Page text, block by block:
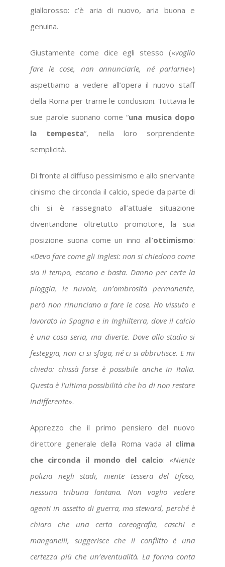
giallorosso: c’è aria di nuovo, aria buona e
genuina.
Giustamente come dice egli stesso («voglio
fare le cose, non annunciarle, né parlarne»)
aspettiamo a vedere all’opera il nuovo staff
della Roma per trarne le conclusioni. Tuttavia le
sue parole suonano come “una musica dopo
la tempesta“, nella loro sorprendente
semplicità.
Di fronte al diffuso pessimismo e allo snervante
cinismo che circonda il calcio, specie da parte di
chi si è rassegnato all’attuale situazione
diventandone oltretutto promotore, la sua
posizione suona come un inno all’ottimismo:
«Devo fare come gli inglesi: non si chiedono come
sia il tempo, escono e basta. Danno per certe la
pioggia, le nuvole, un’ombrosità permanente,
però non rinunciano a fare le cose. Ho vissuto e
lavorato in Spagna e in Inghilterra, dove il calcio
è una cosa seria, ma diverte. Dove allo stadio si
festeggia, non ci si sfoga, né ci si abbrutisce. E mi
chiedo: chissà forse è possibile anche in Italia.
Questa è l’ultima possibilità che ho di non restare
indifferente».
Apprezzo che il primo pensiero del nuovo
direttore generale della Roma vada al clima
che circonda il mondo del calcio: «Niente
polizia negli stadi, niente tessera del tifoso,
nessuna tribuna lontana. Non voglio vedere
agenti in assetto di guerra, ma steward, perché è
chiaro che una certa coreografia, caschi e
manganelli, suggerisce che il conflitto è una
certezza più che un’eventualità. La forma conta